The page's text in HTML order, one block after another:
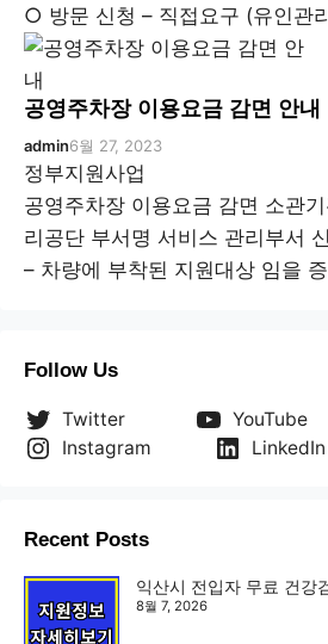
○ 방문 신청 – 직접요구 (유인관
공영주차장 이용요금 감면 안내
admin6월 27, 2023
정부지원사업
공영주차장 이용요금 감면 소관
리공단 부서명 서비스 관리부서
– 차량에 부착된 지원대상 임을
Follow Us
Twitter YouTube
Instagram
LinkedIn
Recent Posts
익산시 전입자 무료 건강
8월 7, 2026